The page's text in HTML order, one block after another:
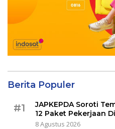
Berita Populer
#1
JAPKEPDA Soroti
12 Paket Pekerjaan
8 Agustus 2026